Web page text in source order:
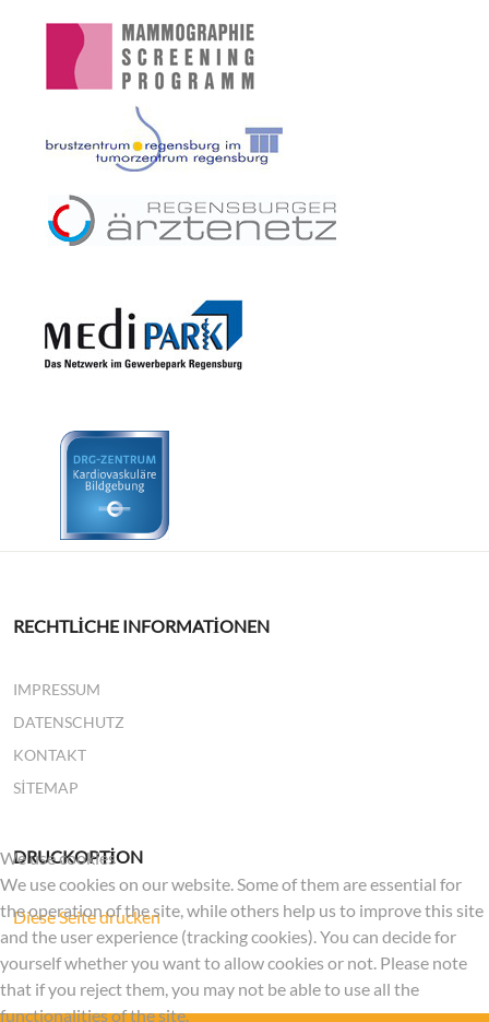
RECHTLICHE INFORMATIONEN
IMPRESSUM
DATENSCHUTZ
KONTAKT
SITEMAP
DRUCKOPTION
Diese Seite drucken
We use cookies
We use cookies on our website. Some of them are essential for
the operation of the site, while others help us to improve this site
and the user experience (tracking cookies). You can decide for
yourself whether you want to allow cookies or not. Please note
that if you reject them, you may not be able to use all the
functionalities of the site.